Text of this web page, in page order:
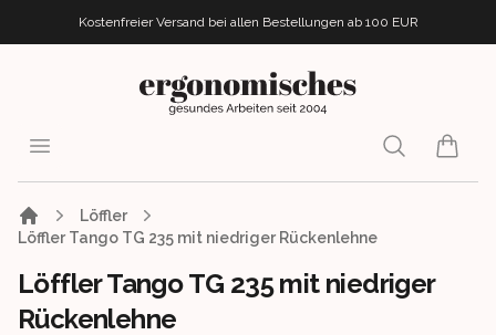
Kostenfreier Versand bei allen Bestellungen ab 100 EUR
ergonomisches.de
Open menu Search
items
Löffler
Löffler Tango TG 235 mit niedriger Rückenlehne
Löffler Tango TG 235 mit niedriger
Rückenlehne